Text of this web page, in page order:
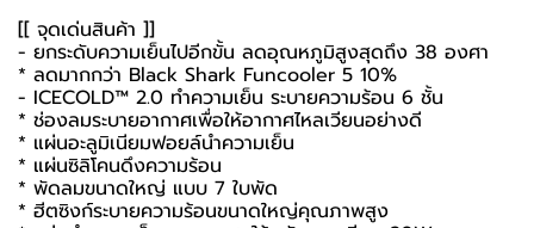
[[ จุดเด่นสินค้า ]]
- ยกระดับความเย็นไปอีกขั้น ลดอุณหภูมิสูงสุดถึง 38 องศา
* ลดมากกว่า Black Shark Funcooler 5 10%
- ICECOLD™ 2.0 ทำความเย็น ระบายความร้อน 6 ชั้น
* ช่องลมระบายอากาศเพื่อให้อากาศไหลเวียนอย่างดี
* แผ่นอะลูมิเนียมฟอยล์นำความเย็น
* แผ่นซิลิโคนดึงความร้อน
* พัดลมขนาดใหญ่ แบบ 7 ใบพัด
* ฮีตซิงก์ระบายความร้อนขนาดใหญ่คุณภาพสูง